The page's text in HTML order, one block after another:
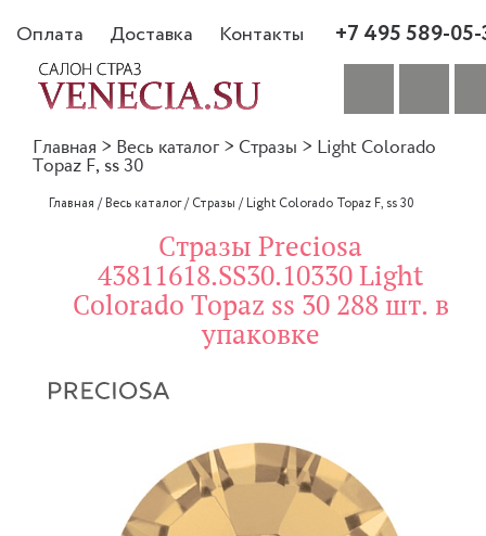
Оплата Доставка Контакты +7 495 589-
Главная > Весь каталог > Стразы > Light Colorado
Topaz F, ss 30
Главная /Весь каталог/Стразы /Light Colorado Topaz F, ss 30
Стразы Preciosa
43811618.SS30.10330 Light
Colorado Topaz ss 30 288 шт. в
упаковке